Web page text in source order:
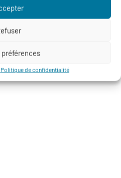
préférences
Politique de confidentialité